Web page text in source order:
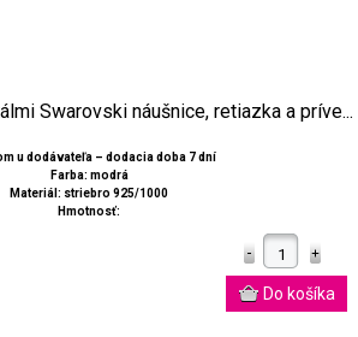
Swarovski náušnice, retiazka a príve...
u dodávateľa – dodacia doba 7 dní
Farba: modrá
Materiál: striebro 925/1000
Hmotnosť: